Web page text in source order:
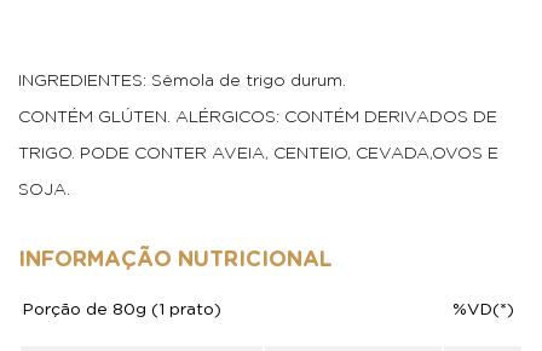
INGREDIENTES: Sêmola de trigo durum.
CONTÉM GLÚTEN. ALÉRGICOS: CONTÉM DERIVADOS DE
TRIGO. PODE CONTER AVEIA, CENTEIO, CEVADA,OVOS E
SOJA.
INFORMAÇÃO NUTRICIONAL
Porção de 80g (1 prato) %VD(*)